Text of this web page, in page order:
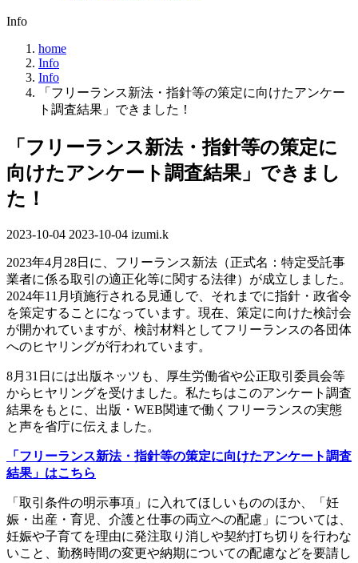
Info
home
Info
Info
「フリーランス新法・指針等の策定に向けたアンケー
ト調査結果」できました！
「フリーランス新法・指針等の策定に
向けたアンケート調査結果」できまし
た！
2023-10-04 最
更
新
日
時
2023-10-04 izumi.k
2023年4月28日に、フリーランス新法（正式名：特定受託事
業者に係る取引の適正化等に関する法律）が成立しました。
2024年11月頃施行される見通しで、それまでに指針・政省令
を策定することになっています。現在、策定に向けた検討会
が開かれていますが、検討材料としてフリーランスの各団体
へのヒヤリングが行われています。
8月31日には出版ネッツも、厚生労働省や公正取引委員会等
からヒヤリングを受けました。私たちはこのアンケート調査
結果をもとに、出版・WEB関連で働くフリーランスの実態
と声を省庁に伝えました。
「フリーランス新法・指針等の策定に向けたアンケート調査
結果」はこちら
「取引条件の明示事項」に入れてほしいもののほか、「妊
娠・出産・育児、介護と仕事の両立への配慮」については、
妊娠や子育てを理由に発注取り消しや契約打ち切りを行わな
いこと、勤務時間の変更や納期についての配慮などを要請し